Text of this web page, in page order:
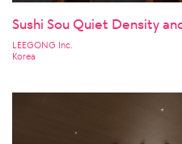
Sushi Sou Quiet Density
LEEGONG Inc.
Korea